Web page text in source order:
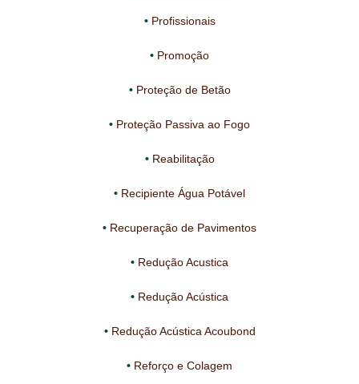
Profissionais
Promoção
Proteção de Betão
Proteção Passiva ao Fogo
Reabilitação
Recipiente Água Potável
Recuperação de Pavimentos
Redução Acustica
Redução Acústica
Redução Acústica Acoubond
Reforço e Colagem